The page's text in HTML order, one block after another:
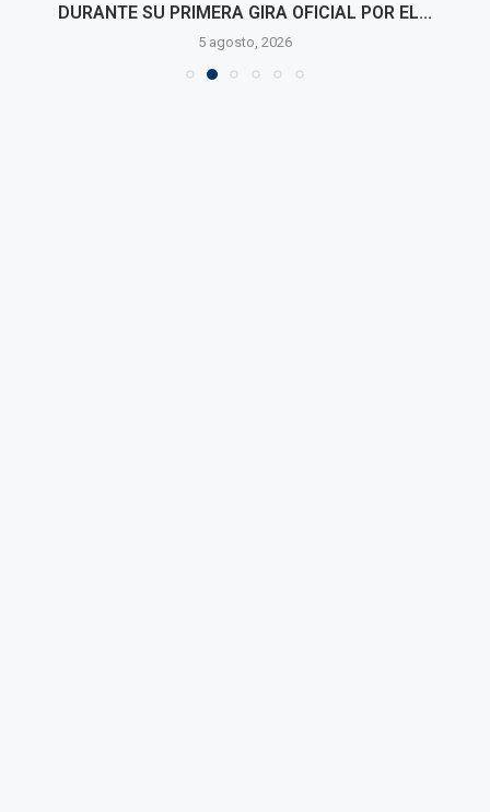
DURANTE SU PRIMERA GIRA OFICIAL POR EL...
5 agosto, 2026